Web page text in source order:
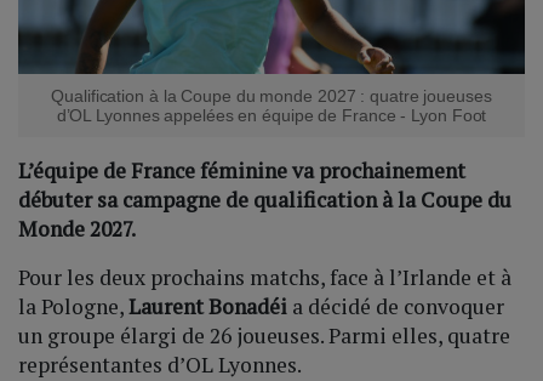
Qualification à la Coupe du monde 2027 : quatre joueuses
d’OL Lyonnes appelées en équipe de France - Lyon Foot
L’équipe de France féminine va prochainement
débuter sa campagne de qualification à la Coupe du
Monde 2027.
Pour les deux prochains matchs, face à l’Irlande et à
la Pologne,Laurent Bonadéi a décidé de convoquer
un groupe élargi de 26 joueuses. Parmi elles, quatre
représentantes d’OL Lyonnes.